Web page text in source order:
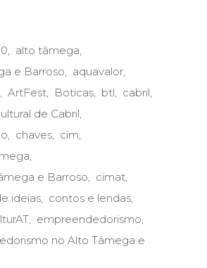
alto tâmega
e Barroso
aquavalor
ArtFest Boticas btl
cabril
de Cabril
chaves
cim
e Barroso
cimat
ideias
contos e lendas
empreendedorismo
no Alto Tâmega e